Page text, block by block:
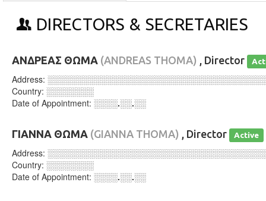
DIRECTORS & SECRETARIES
ΑΝΔΡΕΑΣ ΘΩΜΑ (ANDREAS THOMA) , Director
Address:
Country: ░░░░░░░░
Date of Appointment: ░░░░.░░.░░
ΓΙΑΝΝΑ ΘΩΜΑ (GIANNA THOMA) , Director Active
Address:
Country: ░░░░░░░░
Date of Appointment: ░░░░.░░.░░